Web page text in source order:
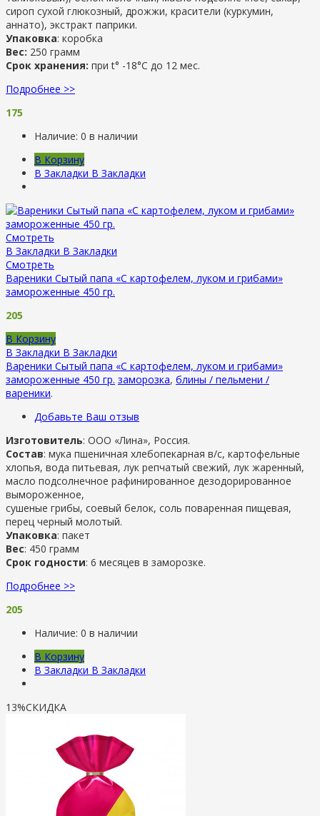
сироп сухой глюкозный, дрожжи, красители (куркумин,
аннато), экстракт паприки.
Упаковка: коробка
Вес: 250 грамм
Срок хранения: при t° -18°С до 12 мес.
Подробнее >>
175
Наличие: 0 в наличии
В Корзину
В Закладки В Закладки
Смотреть
В Закладки В Закладки
Смотреть
Вареники Сытый папа «С картофелем, луком и грибами»
замороженные 450 гр.
205
В Корзину
В Закладки В Закладки
Вареники Сытый папа «С картофелем, луком и грибами»
замороженные 450 гр. заморозка, блины / пельмени /
вареники.
Добавьте Ваш отзыв
Изготовитель: ООО «Лина», Россия.
Состав: мука пшеничная хлебопекарная в/с, картофельные
хлопья, вода питьевая, лук репчатый свежий, лук жаренный,
масло подсолнечное рафинированное дезодорированное
вымороженное,
сушеные грибы, соевый белок, соль поваренная пищевая,
перец черный молотый.
Упаковка: пакет
Вес: 450 грамм
Срок годности: 6 месяцев в заморозке.
Подробнее >>
205
Наличие: 0 в наличии
В Корзину
В Закладки В Закладки
13%СКИДКА